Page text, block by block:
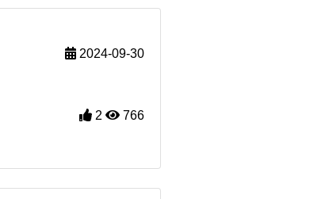
2024-09-30
2 766